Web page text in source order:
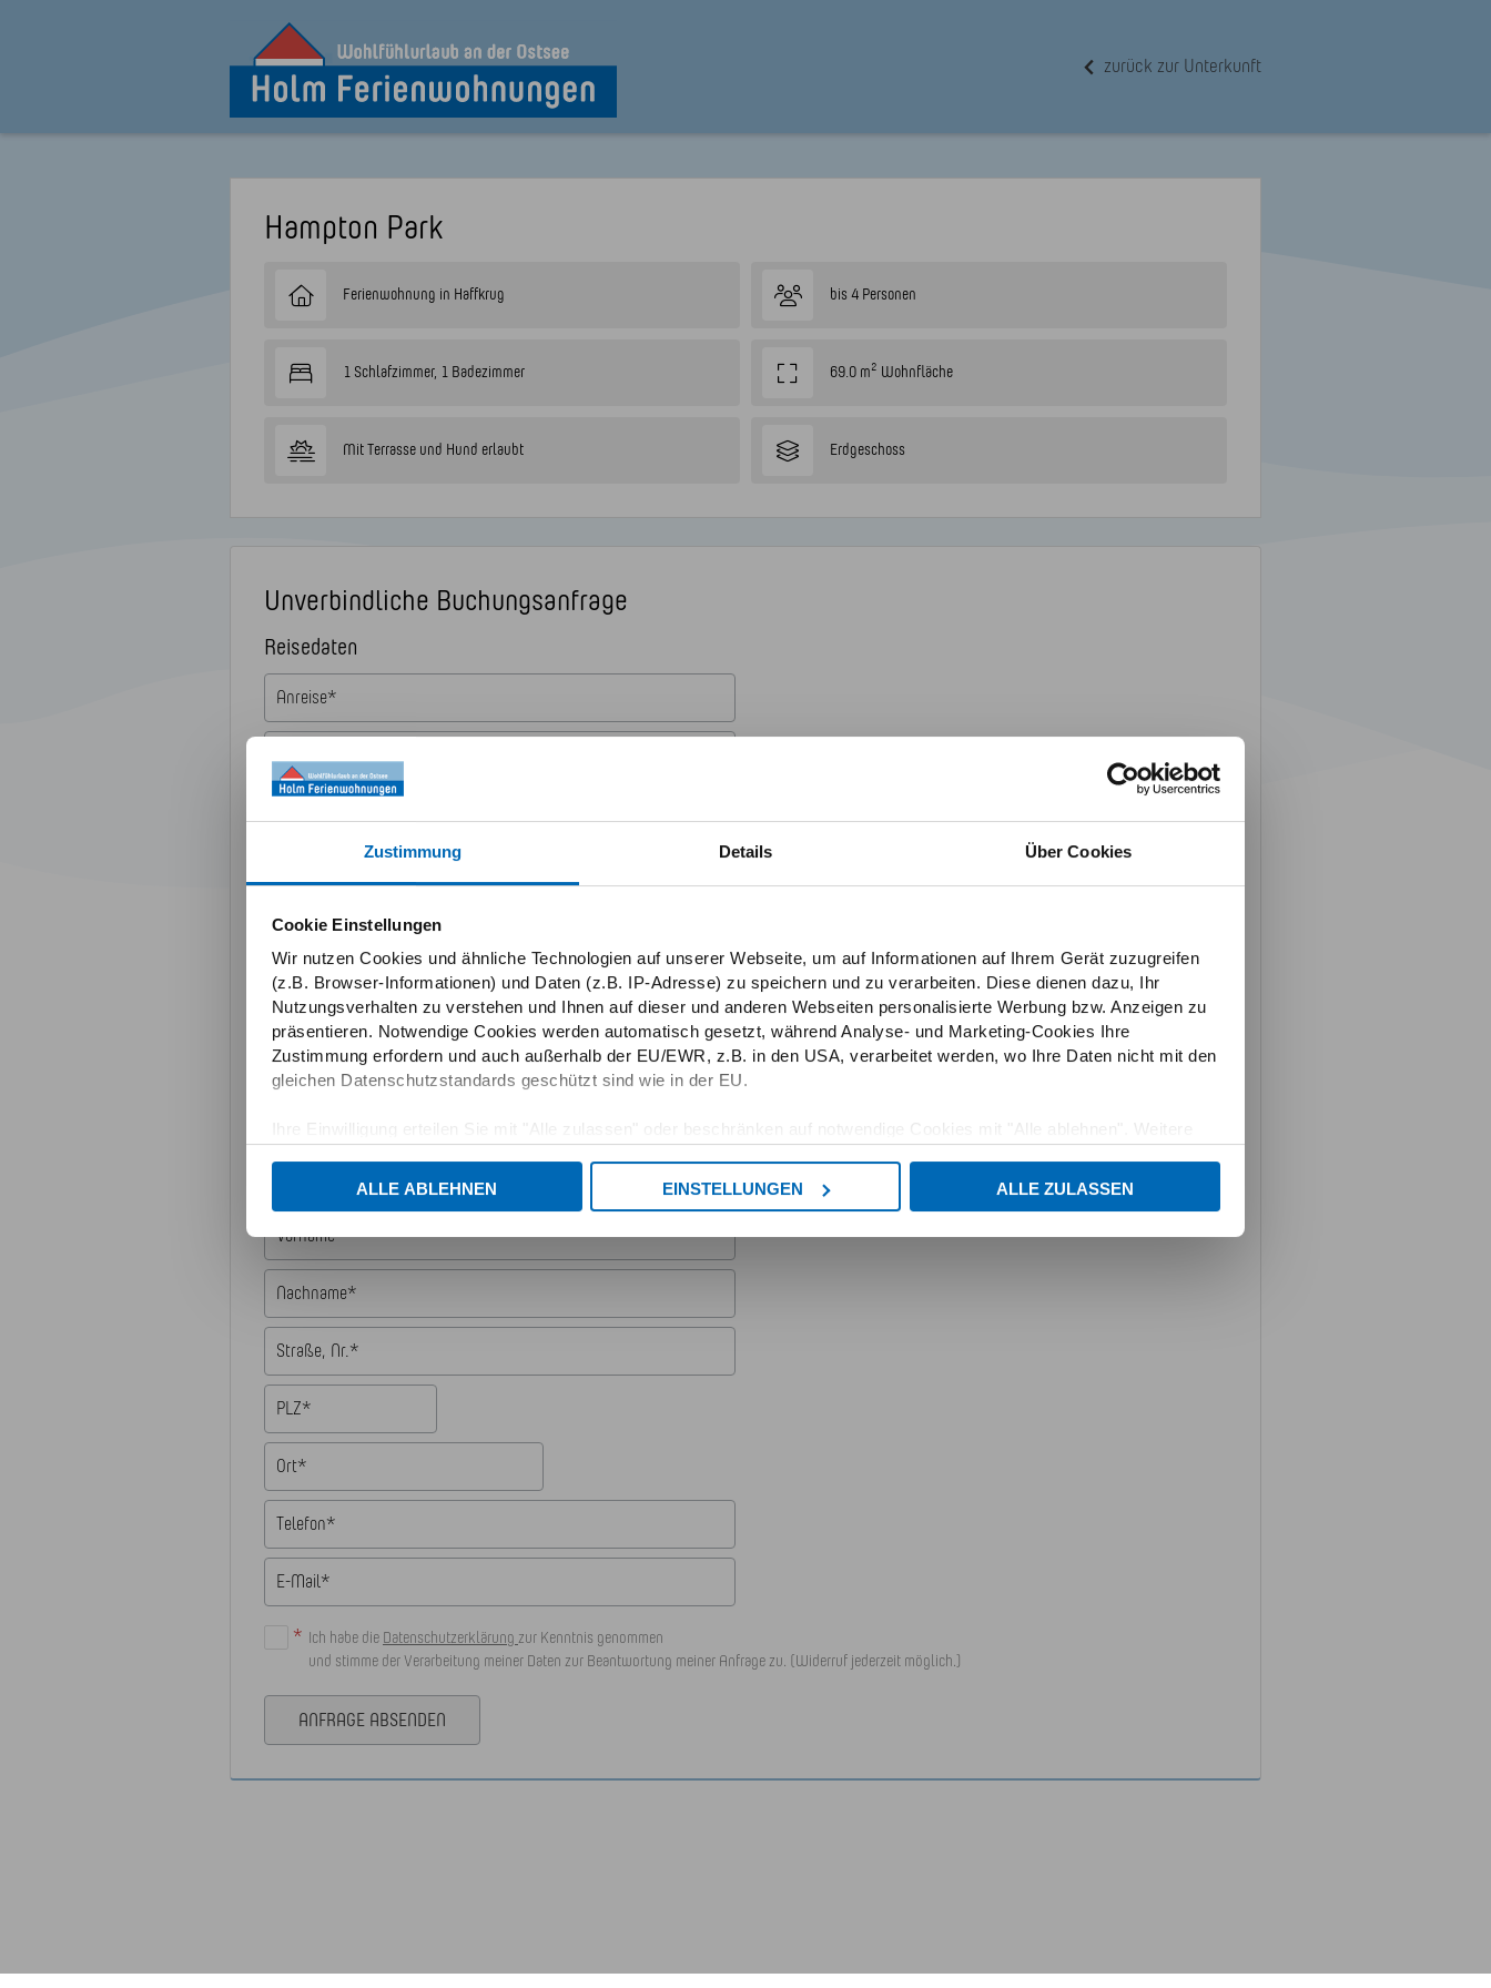
Zustimmung Details Über Cookies
Cookie Einstellungen
Wir nutzen Cookies und ähnliche Technologien auf unserer Webseite, um auf Informationen auf Ihrem Gerät zuzugreifen
(z.B. Browser-Informationen) und Daten (z.B. IP-Adresse) zu speichern und zu verarbeiten. Diese dienen dazu, Ihr
Nutzungsverhalten zu verstehen und Ihnen auf dieser und anderen Webseiten personalisierte Werbung bzw. Anzeigen zu
präsentieren. Notwendige Cookies werden automatisch gesetzt, während Analyse- und Marketing-Cookies Ihre
Zustimmung erfordern und auch außerhalb der EU/EWR, z.B. in den USA, verarbeitet werden, wo Ihre Daten nicht mit den
gleichen Datenschutzstandards geschützt sind wie in der EU.
ALLE ABLEHNEN
EINSTELLUNGEN ALLE ZULASSEN
zurück zur Unterkunft
Hampton Park
Ferienwohnung in Haffkrug bis 4 Personen
1 Schlafzimmer, 1 Badezimmer 69.0 m² Wohnfläche
Mit Terrasse und Hund erlaubt Erdgeschoss
Unverbindliche Buchungsanfrage
Reisedaten
Kein Kind (bis 17 Jahre)
Kein Haustier
Ich habe die Datenschutzerklärung zur Kenntnis genommen
und stimme der Verarbeitung meiner Daten zur Beantwortung meiner Anfrage zu. (Widerruf jederzeit möglich.)
*
ANFRAGE ABSENDEN